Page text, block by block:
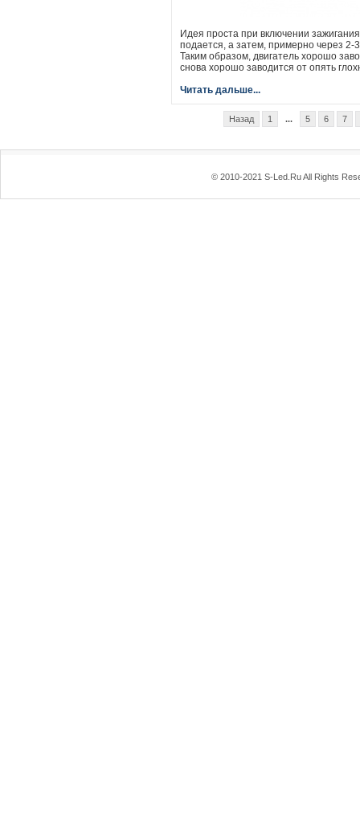
Идея проста при включении
подается, а затем, примерно через 2-
Таким образом, двигатель хорошо
снова хорошо заводится от опять
Читать дальше...
Назад 1 ... 5 6 7
© 2010-2021 S-Led.Ru All Rights